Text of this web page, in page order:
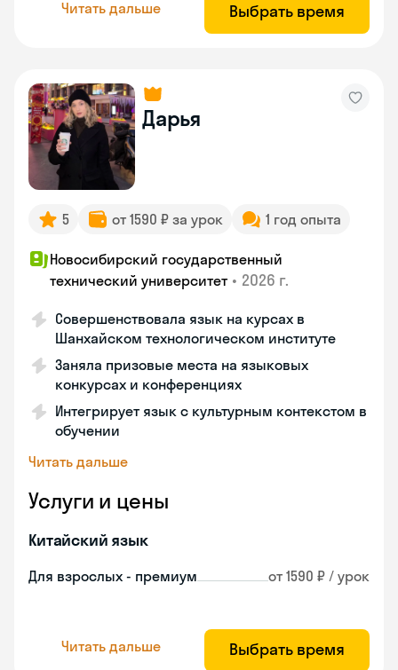
Читать дальше Выбрать время
Дарья
5 от 1590 ₽ за урок 1 год опыта
Новосибирский государственный
технический университет • 2026 г.
Совершенствовала язык на курсах в
Шанхайском технологическом институте
Заняла призовые места на языковых
конкурсах и конференциях
Интегрирует язык с культурным контекстом в
обучении
Читать дальше
Услуги и цены
Китайский язык
Для взрослых - премиум от 1590 ₽ / урок
Читать дальше Выбрать время